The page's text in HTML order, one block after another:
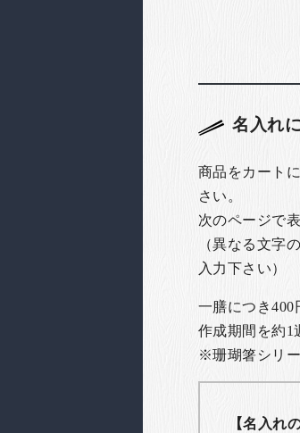
名入れ
商品をカート
さい。
次のページで
（異なる文字
入力下さい）
一膳につき400
作成期間を約1
※珊瑚箸シリ
【名入れ